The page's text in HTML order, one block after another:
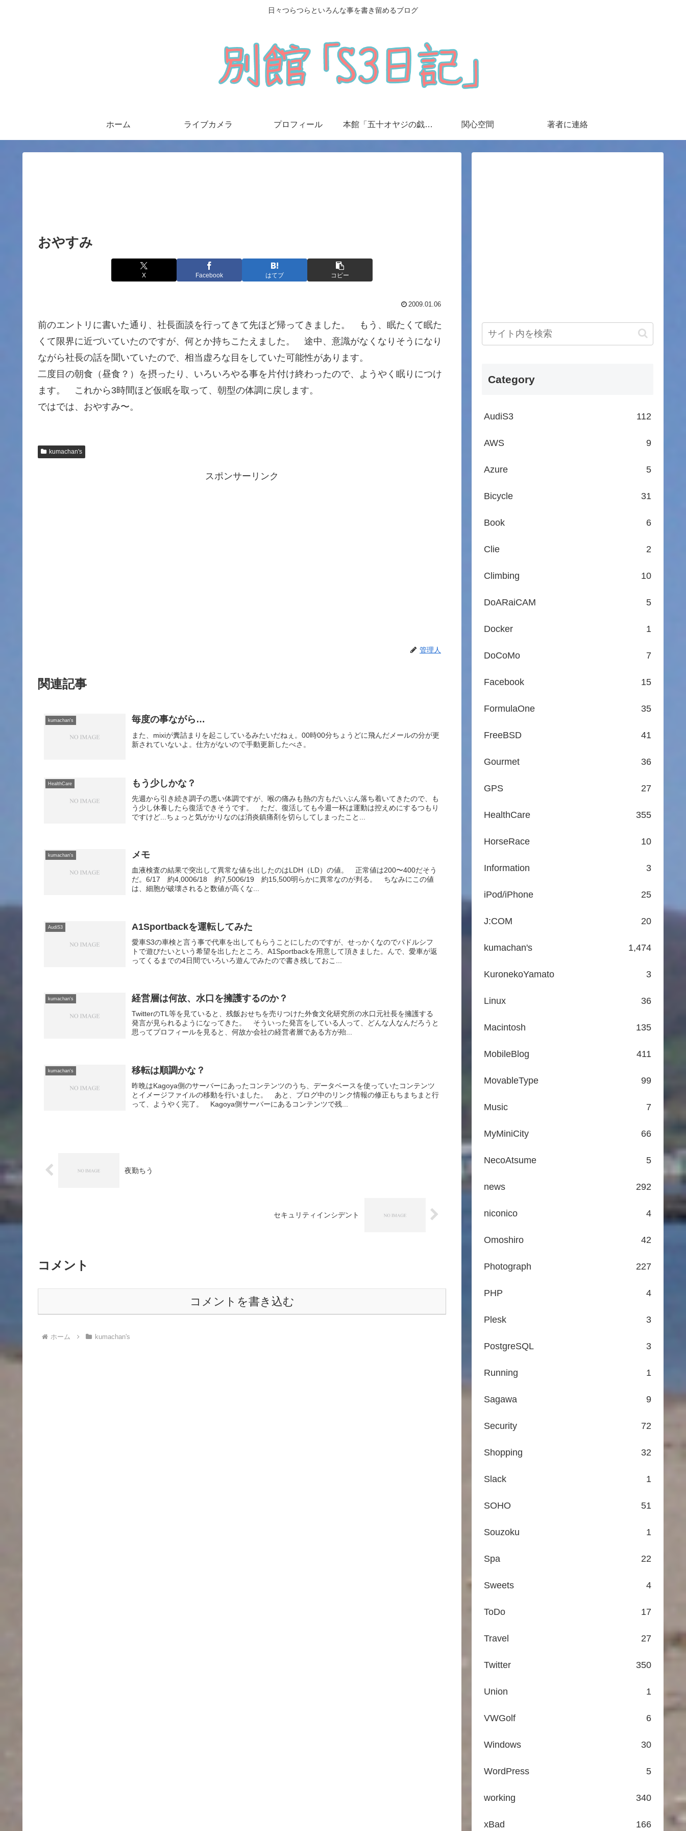
日々つらつらといろんな事を書き留めるブログ
ホーム ライブカメラ プロフィール 本館「五十オヤジの戯言日記」 関心空間 著者に連絡
おやすみ
X Facebook はてブ コピー
2009.01.06
前のエントリに書いた通り、社長面談を行ってきて先ほど帰ってきました。 もう、眠たくて眠た
くて限界に近づいていたのですが、何とか持ちこたえました。 途中、意識がなくなりそうになり
ながら社長の話を聞いていたので、相当虚ろな目をしていた可能性があります。
二度目の朝食（昼食？）を摂ったり、いろいろやる事を片付け終わったので、ようやく眠りにつけ
ます。 これから3時間ほど仮眠を取って、朝型の体調に戻します。
ではでは、おやすみ〜。
kumachan's
スポンサーリンク
管理人
関連記事
kumachan's 毎度の事ながら…
また、mixiが糞詰まりを起こしているみたいだねぇ。00時00分ちょうどに飛んだメールの分が更
新されていないよ。仕方がないので手動更新したべさ。
HealthCare もう少しかな？
先週から引き続き調子の悪い体調ですが、喉の痛みも熱の方もだいぶん落ち着いてきたので、も
う少し休養したら復活できそうです。 ただ、復活しても今週一杯は運動は控えめにするつもり
ですけど...ちょっと気がかりなのは消炎鎮痛剤を切らしてしまったこと...
kumachan's メモ
血液検査の結果で突出して異常な値を出したのはLDH（LD）の値。 正常値は200〜400だそう
だ。6/17 約4,0006/18 約7,5006/19 約15,500明らかに異常なのが判る。 ちなみにこの値
は、細胞が破壊されると数値が高くな...
AudiS3 A1Sportbackを運転してみた
愛車S3の車検と言う事で代車を出してもらうことにしたのですが、せっかくなのでパドルシフ
トで遊びたいという希望を出したところ、A1Sportbackを用意して頂きました。んで、愛車が返
ってくるまでの4日間でいろいろ遊んでみたので書き残しておこ...
kumachan's 経営層は何故、水口を擁護するのか？
TwitterのTL等を見ていると、残飯おせちを売りつけた外食文化研究所の水口元社長を擁護する
発言が見られるようになってきた。 そういった発言をしている人って、どんな人なんだろうと
思ってプロフィールを見ると、何故か会社の経営者層である方が殆...
kumachan's 移転は順調かな？
昨晩はKagoya側のサーバーにあったコンテンツのうち、データベースを使っていたコンテンツ
とイメージファイルの移動を行いました。 あと、ブログ中のリンク情報の修正もちまちまと行
って、ようやく完了。 Kagoya側サーバーにあるコンテンツで残...
夜勤ちう
セキュリティインシデント
コメント
コメントを書き込む
ホーム kumachan's
Category
AudiS3 112
AWS 9
Azure 5
Bicycle 31
Book 6
Clie 2
Climbing 10
DoARaiCAM 5
Docker 1
DoCoMo 7
Facebook 15
FormulaOne 35
FreeBSD 41
Gourmet 36
GPS 27
HealthCare 355
HorseRace 10
Information 3
iPod/iPhone 25
J:COM 20
kumachan's 1,474
KuronekoYamato 3
Linux 36
Macintosh 135
MobileBlog 411
MovableType 99
Music 7
MyMiniCity 66
NecoAtsume 5
news 292
niconico 4
Omoshiro 42
Photograph 227
PHP 4
Plesk 3
PostgreSQL 3
Running 1
Sagawa 9
Security 72
Shopping 32
Slack 1
SOHO 51
Souzoku 1
Spa 22
Sweets 4
ToDo 17
Travel 27
Twitter 350
Union 1
VWGolf 6
Windows 30
WordPress 5
working 340
xBad 166